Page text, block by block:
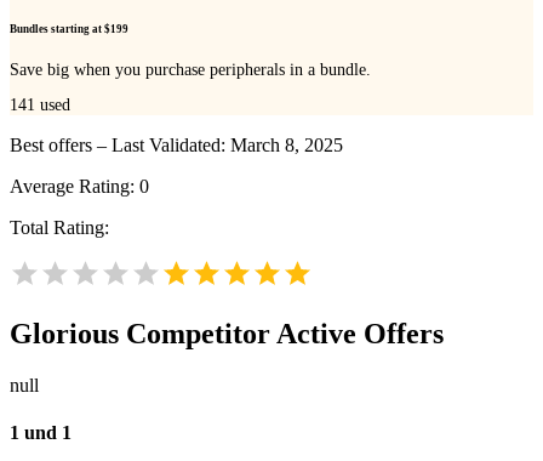
Bundles starting at $199
Save big when you purchase peripherals in a bundle.
141 used
Best offers – Last Validated: March 8, 2025
Average Rating: 0
Total Rating:
Glorious Competitor Active Offers
null
1 und 1